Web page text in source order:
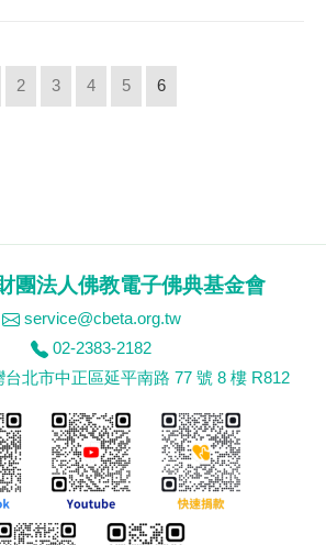
2 3 4 5 6
團法人佛教電子佛典基金會
service@cbeta.org.tw
02-2383-2182
台北市中正區延平南路 77 號 8 樓 R812